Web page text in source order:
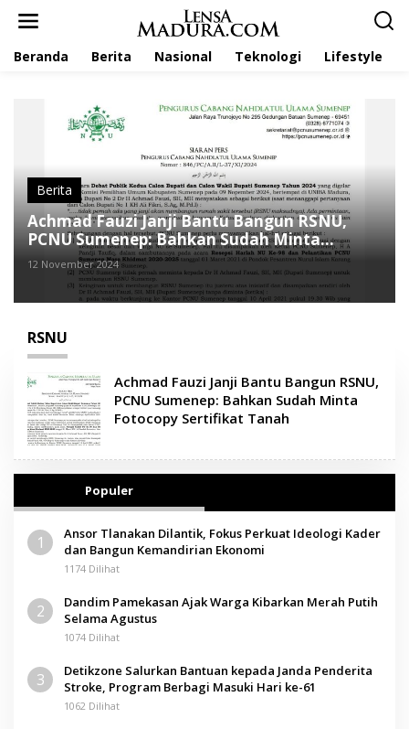
Beranda Berita Nasional Teknologi Lifestyle
Berita
Achmad Fauzi Janji Bantu Bangun RSNU,
PCNU Sumenep: Bahkan Sudah Minta
Fotocopy Sertifikat Tanah
12 November 2024
RSNU
Achmad Fauzi Janji Bantu Bangun RSNU,
PCNU Sumenep: Bahkan Sudah Minta
Fotocopy Sertifikat Tanah
Populer
1
Ansor Tlanakan Dilantik, Fokus Perkuat Ideologi Kader
dan Bangun Kemandirian Ekonomi
1174 Dilihat
2
Dandim Pamekasan Ajak Warga Kibarkan Merah Putih
Selama Agustus
1074 Dilihat
3
Detikzone Salurkan Bantuan kepada Janda Penderita
Stroke, Program Berbagi Masuki Hari ke-61
1062 Dilihat